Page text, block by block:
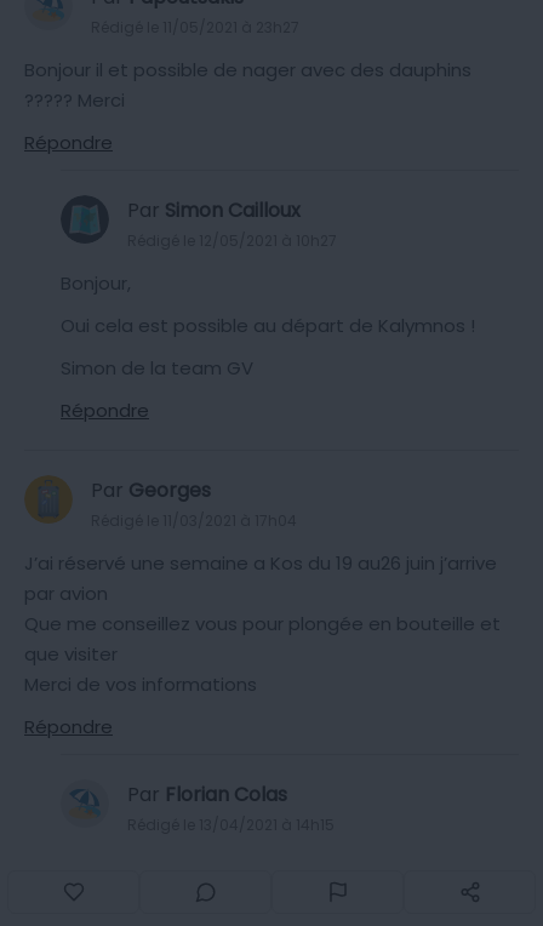
Bonjour il et possible de nager avec des dauphins
????? Merci
Répondre
Par Simon Cailloux
Bonjour,
Oui cela est possible au départ de Kalymnos !
Simon de la team GV
Répondre
Par Georges
J’ai réservé une semaine a Kos du 19 au26 juin j’arrive
par avion
Que me conseillez vous pour plongée en bouteille et
que visiter
Merci de vos informations
Répondre
Par Florian Colas
Pour les visites incontournables vous êtes sur le